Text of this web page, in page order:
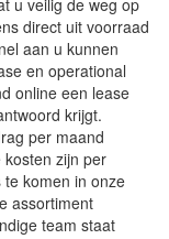
u veilig de weg op
direct uit voorraad
aan u kunnen
en operational
online een lease
krijgt.
per maand
zijn per
komen in onze
assortiment
team staat